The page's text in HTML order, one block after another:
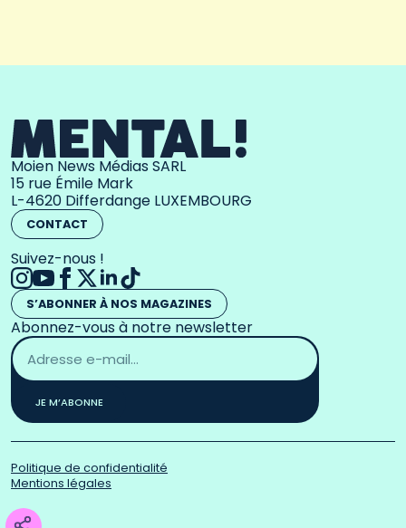
Moien News Médias SARL
15 rue Émile Mark
L-4620 Differdange LUXEMBOURG
CONTACT
Suivez-nous !
S’ABONNER À NOS MAGAZINES
Abonnez-vous à notre newsletter
Adresse
email
*
JE M’ABONNE
Politique de confidentialité
Mentions légales